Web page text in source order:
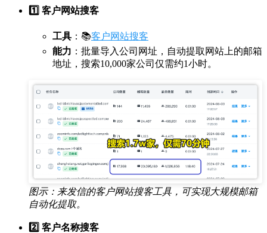
1️⃣ 客户网站搜客
工具 ：📚客户网站搜客
能力 ：批量导入公司网址，自动提取网站上的邮箱
地址，搜索10,000家公司仅需约1小时。
图示：来发信的客户网站搜客工具，可实现大规模邮箱
自动化提取。
2️⃣ 客户名称搜客